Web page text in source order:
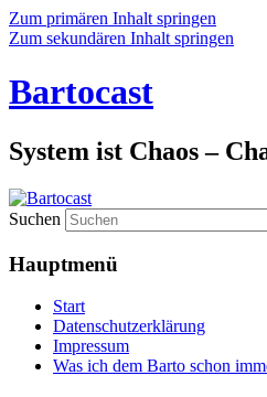
Zum primären Inhalt springen
Zum sekundären Inhalt springen
Bartocast
System ist Chaos –
Suchen
Hauptmenü
Start
Datenschutzerklärung
Impressum
Was ich dem Barto schon